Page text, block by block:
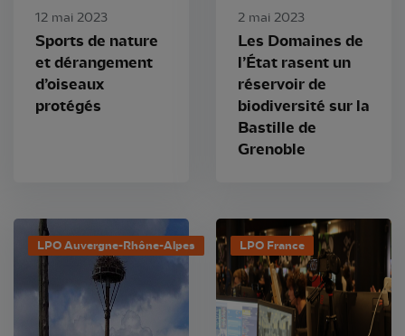
12 mai 2023
Sports de nature
et dérangement
d’oiseaux
protégés
2 mai 2023
Les Domaines de
l’État rasent un
réservoir de
biodiversité sur la
Bastille de
Grenoble
LPO Auvergne-Rhône-Alpes LPO France